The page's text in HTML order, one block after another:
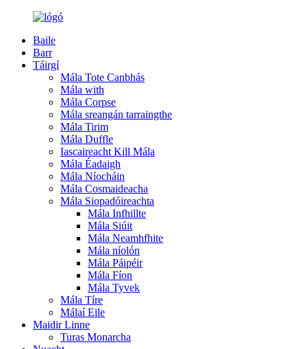
Baile
Barr
Táirgí
Mála Tote Canbhás
Mála with
Mála Corpse
Mála sreangán tarraingthe
Mála Tirim
Mála Duffle
Iascaireacht Kill Mála
Mála Éadaigh
Mála Níocháin
Mála Cosmaideacha
Mála Siopadóireachta
Mála Infhillte
Mála Siúit
Mála Neamhfhite
Mála níolón
Mála Páipéir
Mála Fíon
Mála Tyvek
Mála Tíre
Málaí Eile
Maidir Linne
Turas Monarcha